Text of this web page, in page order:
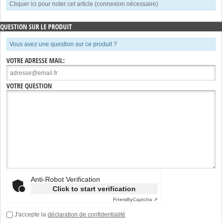
Cliquer ici pour noter cet article (connexion nécessaire)
QUESTION SUR LE PRODUIT
Vous avez une question sur ce produit ?
VOTRE ADRESSE MAIL:
VOTRE QUESTION
Anti-Robot Verification
Click to start verification
FriendlyCaptcha ⇗
J'accepte la déclaration de confidentialité